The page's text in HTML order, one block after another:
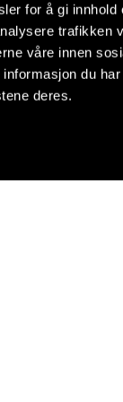
for å gi
trafikken
våre innen
du
deres.